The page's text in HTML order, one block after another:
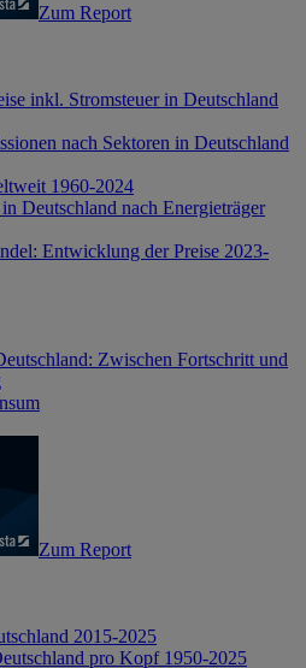
Zum Report
inkl. Stromsteuer in Deutschland
nach Sektoren in Deutschland
1960-2024
Deutschland nach Energieträger
Entwicklung der Preise 2023-
Zwischen Fortschritt und
Zum Report
2015-2025
pro Kopf 1950-2025